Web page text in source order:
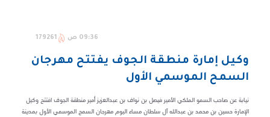
09:36 ص 179261
وكيل إمارة منطقة الجوف يفتتح مهرجان
السمح الموسمي الأول
نيابة عن صاحب السمو الملكي الأمير فيصل بن نواف بن عبدالعزيز أمير منطقة الجوف افتتح وكيل
الإمارة حسين بن محمد بن عبدالله آل سلطان مساء اليوم مهرجان السمح الموسمي الأول بمدينة